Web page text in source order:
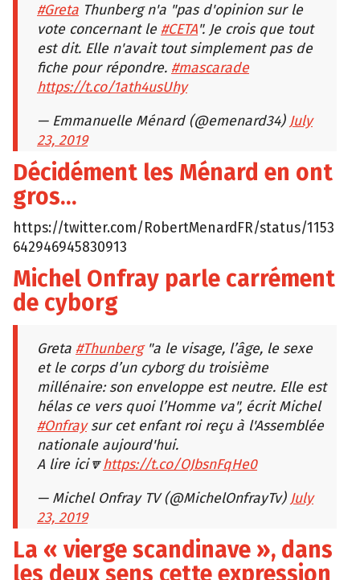
#Greta Thunberg n'a "pas d'opinion sur le
vote concernant le #CETA". Je crois que tout
est dit. Elle n'avait tout simplement pas de
fiche pour répondre. #mascarade
https://t.co/1ath4usUhy
— Emmanuelle Ménard (@emenard34) July
23, 2019
Décidément les Ménard en ont
gros…
https://twitter.com/RobertMenardFR/status/1153
642946945830913
Michel Onfray parle carrément
de cyborg
Greta #Thunberg"a le visage, l’âge, le sexe
et le corps d’un cyborg du troisième
millénaire: son enveloppe est neutre. Elle est
hélas ce vers quoi l’Homme va", écrit Michel
#Onfraysur cet enfant roi reçu à l'Assemblée
nationale aujourd'hui.
A lire ici🔽https://t.co/OJbsnFqHe0
— Michel Onfray TV (@MichelOnfrayTv) July
23, 2019
La « vierge scandinave », dans
les deux sens cette expression